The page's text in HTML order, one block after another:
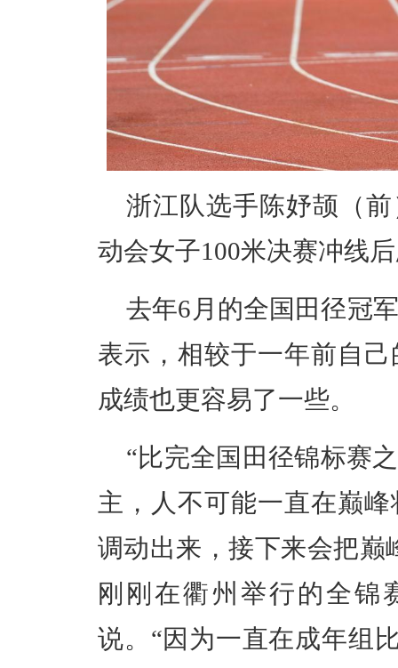
浙江队选手陈妤颉（
动会女子100米决赛冲线
去年6月的全国田径冠
表示，相较于一年前自
成绩也更容易了一些。
“比完全国田径锦标赛
主，人不可能一直在巅
调动出来，接下来会把巅
刚刚在衢州举行的全锦
说。“因为一直在成年组